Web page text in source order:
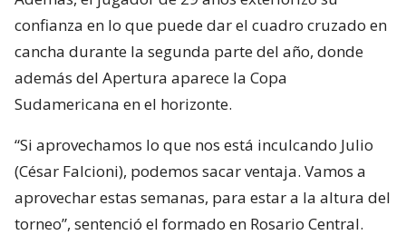
confianza en lo que puede dar el cuadro cruzado en
cancha durante la segunda parte del año, donde
además del Apertura aparece la Copa
Sudamericana en el horizonte.
“Si aprovechamos lo que nos está inculcando Julio
(César Falcioni), podemos sacar ventaja. Vamos a
aprovechar estas semanas, para estar a la altura del
torneo”, sentenció el formado en Rosario Central.